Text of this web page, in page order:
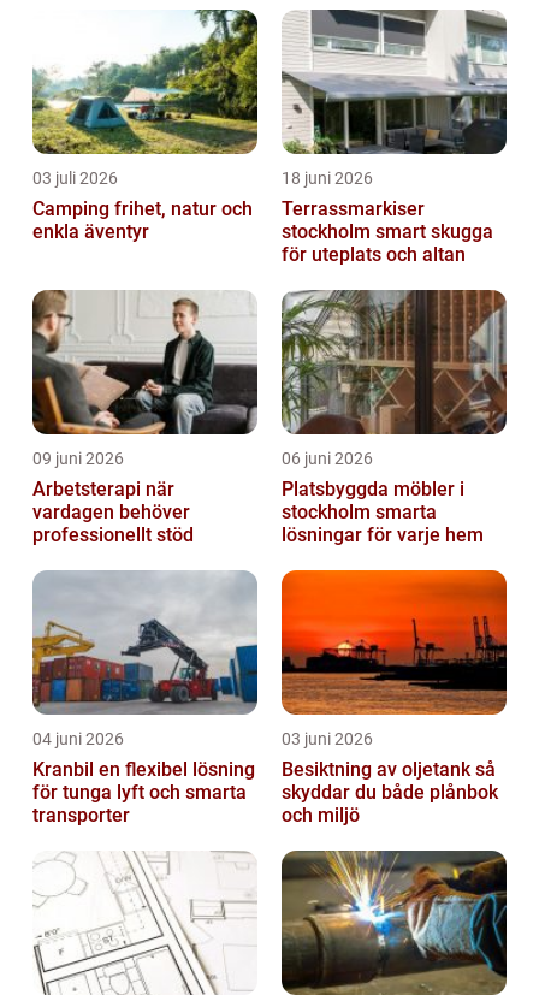
03 juli 2026
Camping frihet, natur och
enkla äventyr
18 juni 2026
Terrassmarkiser
stockholm smart skugga
för uteplats och altan
09 juni 2026
Arbetsterapi när
vardagen behöver
professionellt stöd
06 juni 2026
Platsbyggda möbler i
stockholm smarta
lösningar för varje hem
04 juni 2026
Kranbil en flexibel lösning
för tunga lyft och smarta
transporter
03 juni 2026
Besiktning av oljetank så
skyddar du både plånbok
och miljö